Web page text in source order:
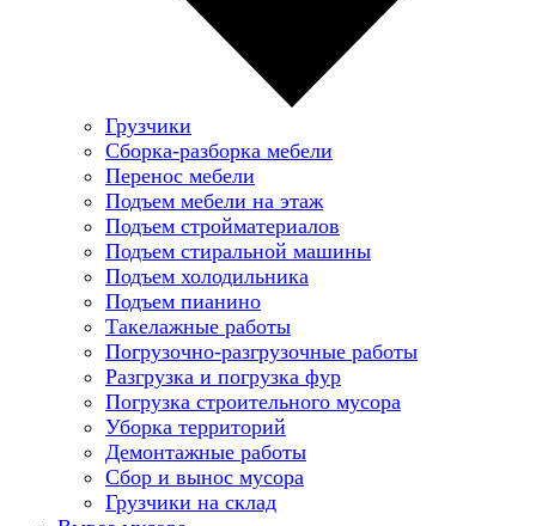
Грузчики
Сборка-разборка мебели
Перенос мебели
Подъем мебели на этаж
Подъем стройматериалов
Подъем стиральной машины
Подъем холодильника
Подъем пианино
Такелажные работы
Погрузочно-разгрузочные работы
Разгрузка и погрузка фур
Погрузка строительного мусора
Уборка территорий
Демонтажные работы
Сбор и вынос мусора
Грузчики на склад